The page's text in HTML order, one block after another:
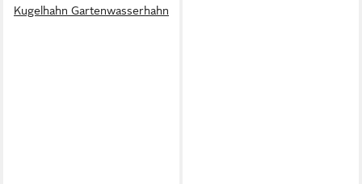
Kugelhahn Gartenwasserhahn